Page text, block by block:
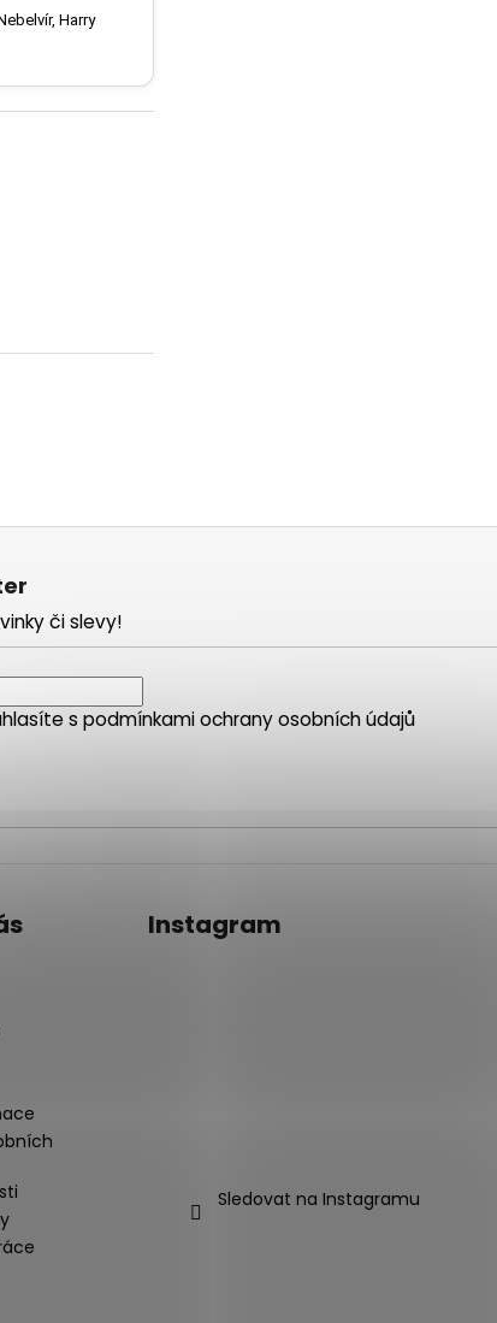
Harry
či slevy!
s podmínkami ochrany osobních údajů
Instagram
Sledovat na Instagramu